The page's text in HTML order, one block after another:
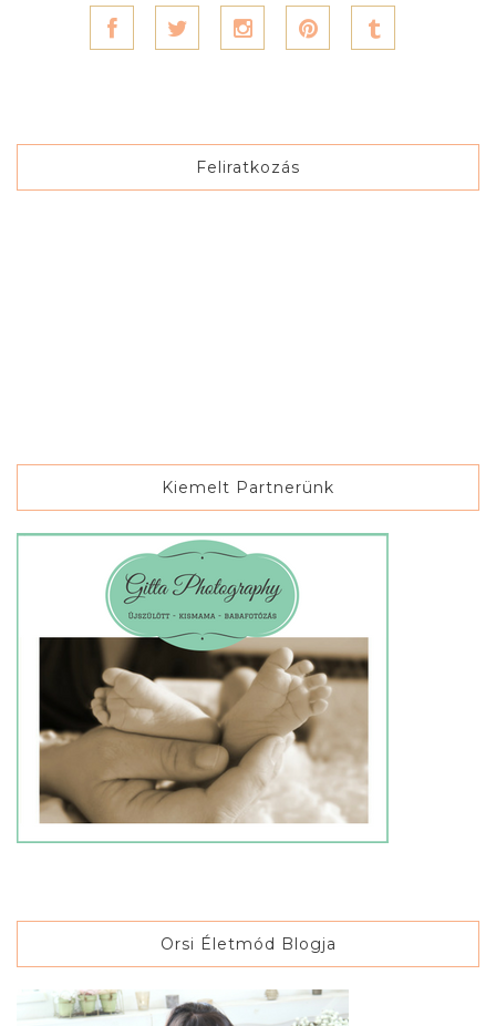
Feliratkozás
Kiemelt Partnerünk
Orsi Életmód Blogja